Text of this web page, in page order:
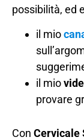
possibilità, ed
il mio
il mio
provare
Con Cervicale